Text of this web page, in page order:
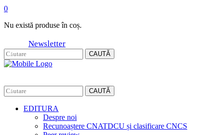
0
Nu există produse în coș.
Newsletter
CAUTĂ
CAUTĂ
EDITURA
Despre noi
Recunoaștere CNATDCU și clasificare CNCS